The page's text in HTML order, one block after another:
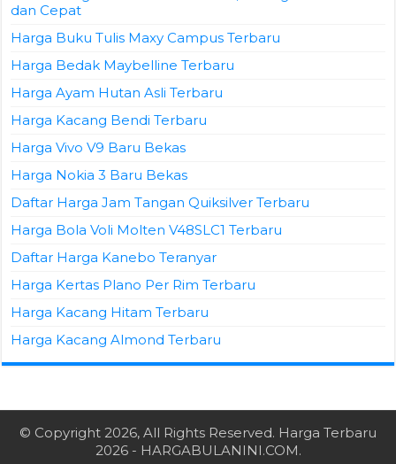
dan Cepat
Harga Buku Tulis Maxy Campus Terbaru
Harga Bedak Maybelline Terbaru
Harga Ayam Hutan Asli Terbaru
Harga Kacang Bendi Terbaru
Harga Vivo V9 Baru Bekas
Harga Nokia 3 Baru Bekas
Daftar Harga Jam Tangan Quiksilver Terbaru
Harga Bola Voli Molten V48SLC1 Terbaru
Daftar Harga Kanebo Teranyar
Harga Kertas Plano Per Rim Terbaru
Harga Kacang Hitam Terbaru
Harga Kacang Almond Terbaru
© Copyright 2026, All Rights Reserved. Harga Terbaru
2026- HARGABULANINI.COM.